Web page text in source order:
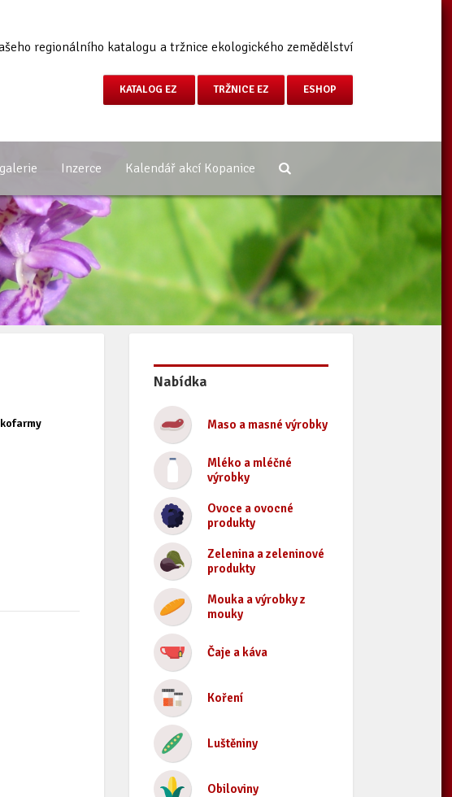
regionálního katalogu a tržnice ekologického zemědělství
KATALOG EZ TRŽNICE EZ ESHOP
Inzerce Kalendář akcí Kopanice
Nabídka
Maso a masné výrobky
Mléko a mléčné
výrobky
Ovoce a ovocné
produkty
Zelenina a zeleninové
produkty
Mouka a výrobky z
mouky
Čaje a káva
Koření
Luštěniny
Obiloviny